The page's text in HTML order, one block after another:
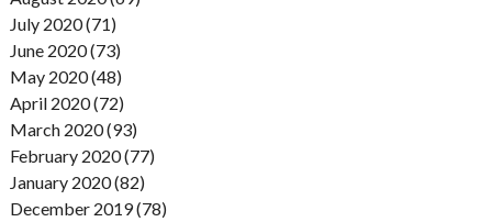
July 2020 (71)
June 2020 (73)
May 2020 (48)
April 2020 (72)
March 2020 (93)
February 2020 (77)
January 2020 (82)
December 2019 (78)